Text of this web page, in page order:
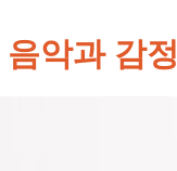
악과 감정